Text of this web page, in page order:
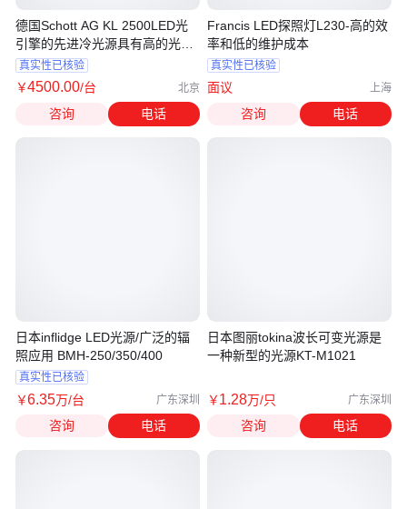
德国Schott AG KL 2500LED光
引擎的先进冷光源具有高的光输
出
真实性已核验
￥4500.00/台 北京
咨询 电话
日本inflidge LED光源/广泛的辐
照应用 BMH-250/350/400
真实性已核验
￥6.35万/台 广东深圳
咨询 电话
Francis LED探照灯L230-高的效
率和低的维护成本
真实性已核验
面议 上海
咨询 电话
日本图丽tokina波长可变光源是
一种新型的光源KT-M1021
￥1.28万/只 广东深圳
咨询 电话